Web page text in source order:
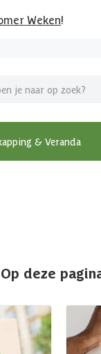
Weken!
& Veranda
Op deze